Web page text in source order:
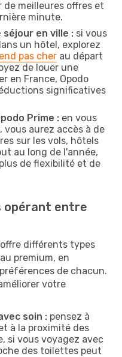
de meilleures offres et
minute.
en ville : si vous
un hôtel, explorez
pas cher au départ
de louer une
en France, Opodo
significatives
Prime : en vous
vous aurez accès à de
sur les vols, hôtels
au long de l'année,
de flexibilité et de
opérant entre
différents types
premium, en
de chacun.
votre
soin : pensez à
à la proximité des
si vous voyagez avec
des toilettes peut